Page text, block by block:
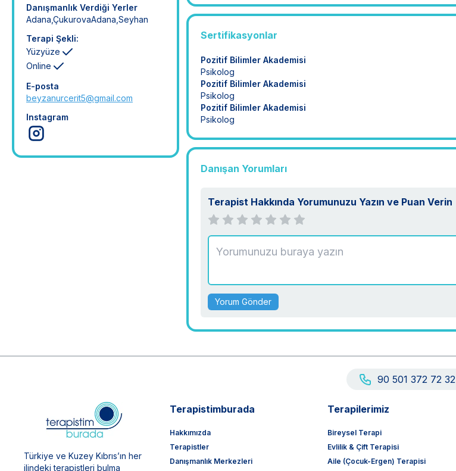
Danışmanlık Verdiği Yerler
Adana ÇukurovaAdana Seyhan
Terapi Şekli:
Yüzyüze
Online
E-posta
beyzanurcerit5@gmail.com
Instagram
Sertifikasyonlar
Pozitif Bilimler Akademisi
Psikolog
Pozitif Bilimler Akademisi
Psikolog
Pozitif Bilimler Akademisi
Psikolog
Danışan Yorumları
Terapist Hakkında Yorumunuzu Yazın ve Puan Verin
Yorum Gönder
90 501 372 72 32
Türkiye ve Kuzey Kıbrıs’ın her
ilindeki terapistleri bulma
Terapistimburada
Hakkımızda
Terapistler
Danışmanlık Merkezleri
Terapilerimiz
Bireysel Terapi
Evlilik & Çift Terapisi
Aile (Çocuk-Ergen) Terapisi